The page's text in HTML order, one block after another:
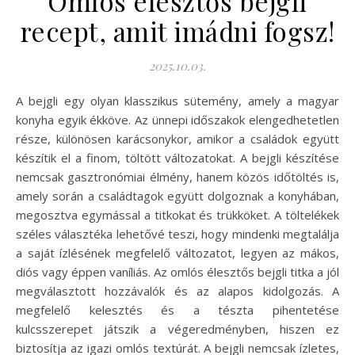
recept, amit imádni fogsz!
2025.10.03.
A bejgli egy olyan klasszikus sütemény, amely a magyar
konyha egyik ékköve. Az ünnepi időszakok elengedhetetlen
része, különösen karácsonykor, amikor a családok együtt
készítik el a finom, töltött változatokat. A bejgli készítése
nemcsak gasztronómiai élmény, hanem közös időtöltés is,
amely során a családtagok együtt dolgoznak a konyhában,
megosztva egymással a titkokat és trükköket. A töltelékek
széles választéka lehetővé teszi, hogy mindenki megtalálja
a saját ízlésének megfelelő változatot, legyen az mákos,
diós vagy éppen vaníliás. Az omlós élesztős bejgli titka a jól
megválasztott hozzávalók és az alapos kidolgozás. A
megfelelő kelesztés és a tészta pihentetése
kulcsszerepet játszik a végeredményben, hiszen ez
biztosítja az igazi omlós textúrát. A bejgli nemcsak ízletes,